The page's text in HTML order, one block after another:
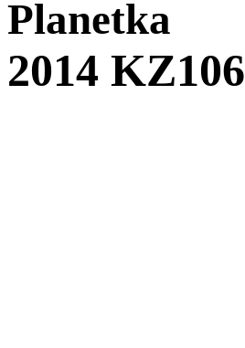
Planetka
2014 KZ106